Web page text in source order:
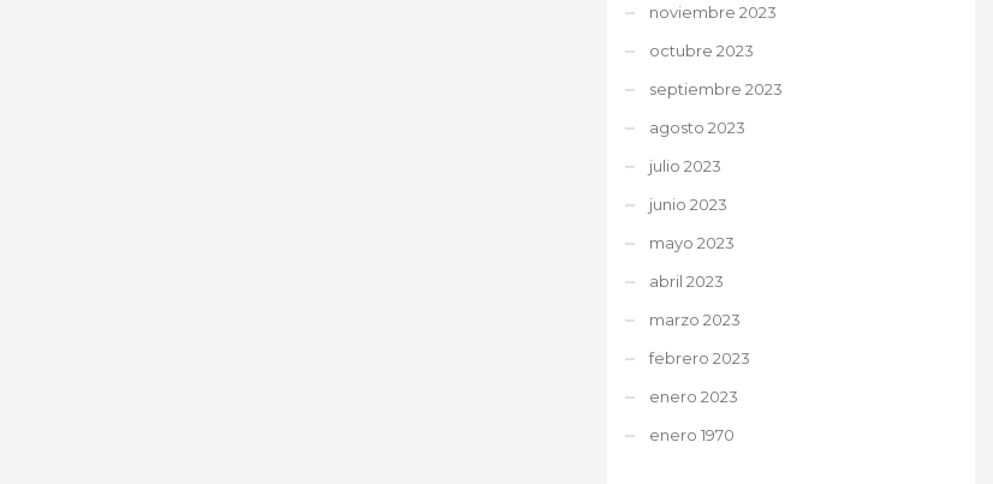
noviembre 2023
octubre 2023
septiembre 2023
agosto 2023
julio 2023
junio 2023
mayo 2023
abril 2023
marzo 2023
febrero 2023
enero 2023
enero 1970